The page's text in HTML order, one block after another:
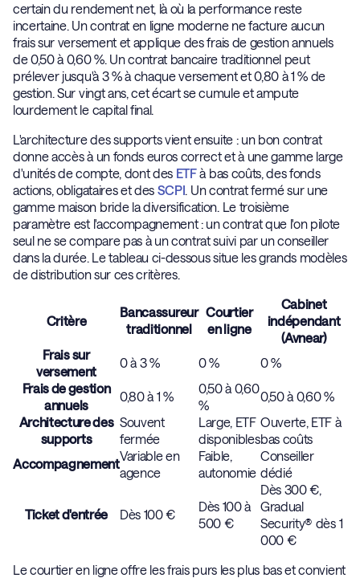
certain du rendement net, là où la performance reste
incertaine. Un contrat en ligne moderne ne facture aucun
frais sur versement et applique des frais de gestion annuels
de 0,50 à 0,60 %. Un contrat bancaire traditionnel peut
prélever jusqu'à 3 % à chaque versement et 0,80 à 1 % de
gestion. Sur vingt ans, cet écart se cumule et ampute
lourdement le capital final.
L'architecture des supports vient ensuite : un bon contrat
donne accès à un fonds euros correct et à une gamme large
d'unités de compte, dont des ETFà bas coûts, des fonds
actions, obligataires et des SCPI. Un contrat fermé sur une
gamme maison bride la diversification. Le troisième
paramètre est l'accompagnement : un contrat que l'on pilote
seul ne se compare pas à un contrat suivi par un conseiller
dans la durée. Le tableau ci-dessous situe les grands modèles
de distribution sur ces critères.
Critère
Bancassureur
traditionnel
Courtier
en ligne
Cabinet
indépendant
(Avnear)
Frais sur
versement
0 à 3 % 0 %
0 %
Frais de gestion
annuels
0,80 à 1 %
0,50 à 0,60
%
0,50 à 0,60 %
Architecture des
supports
Souvent
fermée
Large, ETF
disponibles
Ouverte, ETF à
bas coûts
Accompagnement
Variable en
agence
Faible,
autonomie
Conseiller
dédié
Ticket d'entrée Dès 100 €
Dès 100 à
500 €
Dès 300 €,
Gradual
Security® dès 1
000 €
Le courtier en ligne offre les frais purs les plus bas et convient